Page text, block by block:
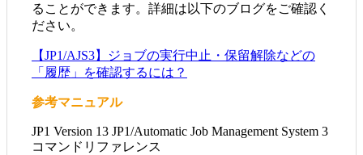
ることができます。詳細は以下のブログをご確認く
ださい。
【JP1/AJS3】ジョブの実行中止・保留解除などの
「履歴」を確認するには？
参考マニュアル
JP1 Version 13 JP1/Automatic Job Management System 3
コマンドリファレンス